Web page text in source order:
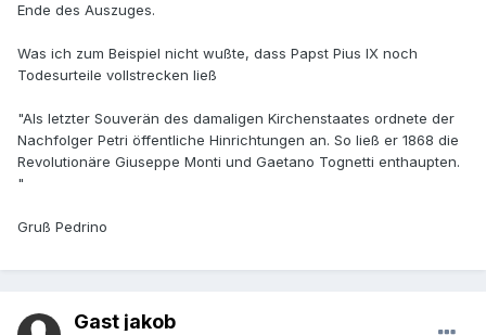
Ende des Auszuges.
Was ich zum Beispiel nicht wußte, dass Papst Pius IX noch
Todesurteile vollstrecken ließ
"Als letzter Souverän des damaligen Kirchenstaates ordnete der
Nachfolger Petri öffentliche Hinrichtungen an. So ließ er 1868 die
Revolutionäre Giuseppe Monti und Gaetano Tognetti enthaupten.
"
Gruß Pedrino
Gast jakob